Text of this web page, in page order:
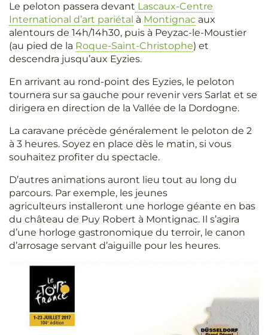
Le peloton passera devant Lascaux-Centre
International d’art pariétal à Montignac aux
alentours de 14h/14h30, puis à Peyzac-le-Moustier
(au pied de la Roque-Saint-Christophe) et
descendra jusqu’aux Eyzies.
En arrivant au rond-point des Eyzies, le peloton
tournera sur sa gauche pour revenir vers Sarlat et se
dirigera en direction de la Vallée de la Dordogne.
La caravane précède généralement le peloton de 2
à 3 heures. Soyez en place dès le matin, si vous
souhaitez profiter du spectacle.
D’autres animations auront lieu tout au long du
parcours. Par exemple, les jeunes
agriculteurs installeront une horloge géante en bas
du château de Puy Robert à Montignac. Il s’agira
d’une horloge gastronomique du terroir, le canon
d’arrosage servant d’aiguille pour les heures.